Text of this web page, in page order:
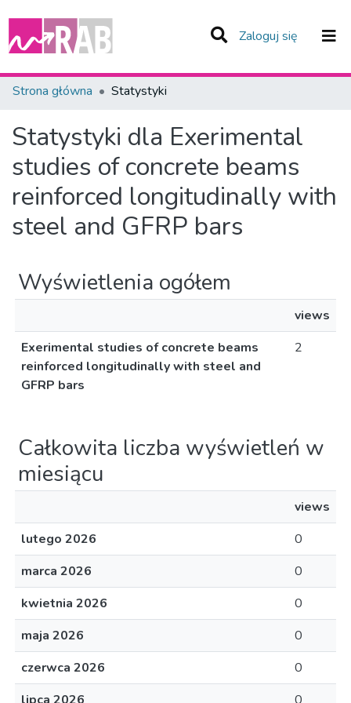
Zaloguj się (current)
Zespoły i Kolekcje
Strona główna Statystyki
Statystyki dla Exerimental
studies of concrete beams
reinforced longitudinally with
steel and GFRP bars
Wyświetlenia ogółem
views
Exerimental studies of concrete beams
reinforced longitudinally with steel and
GFRP bars
2
Całkowita liczba wyświetleń w
miesiącu
views
lutego 2026
0
marca 2026
0
kwietnia 2026
0
maja 2026
0
czerwca 2026
0